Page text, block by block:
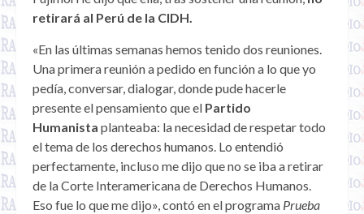
retirará al Perú de la CIDH.
«En las últimas semanas hemos tenido dos reuniones.
Una primera reunión a pedido en función a lo que yo
pedía, conversar, dialogar, donde pude hacerle
presente el pensamiento que el Partido
Humanista planteaba: la necesidad de respetar todo
el tema de los derechos humanos. Lo entendió
perfectamente, incluso me dijo que no se iba a retirar
de la Corte Interamericana de Derechos Humanos.
Eso fue lo que me dijo», contó en el programa Prueba